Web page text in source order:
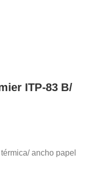
ITP-83 B/
ancho papel